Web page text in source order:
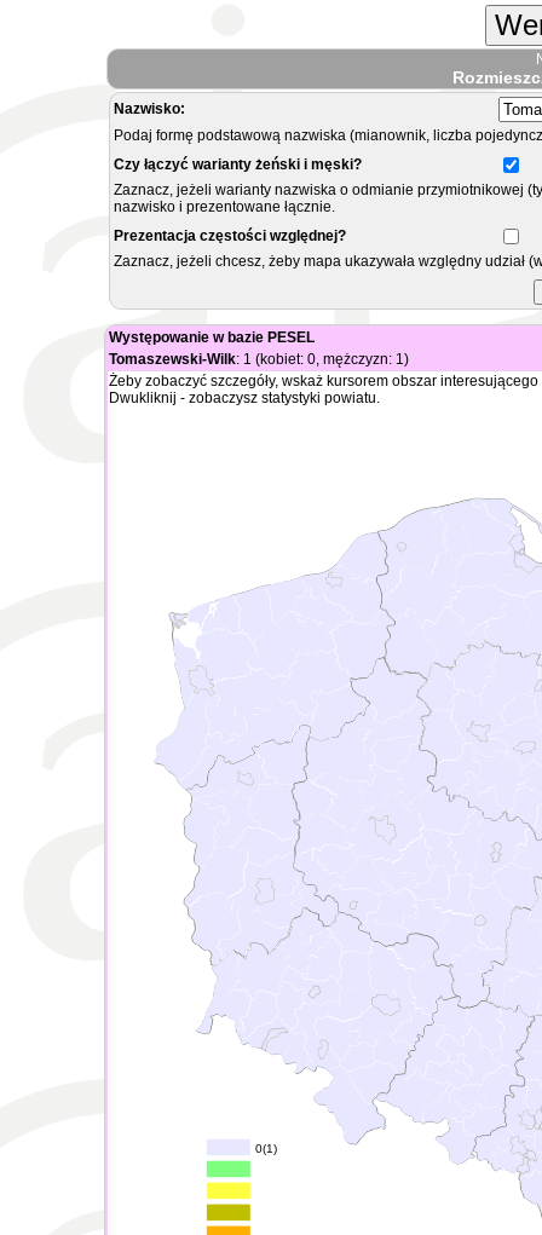
Nazwisko:
Podaj formę podstawową nazwiska (mianownik, liczba
Czy łączyć warianty żeński i męski?
Zaznacz, jeżeli warianty nazwiska o odmianie przymiotnikowej
nazwisko i prezentowane łącznie.
Prezentacja częstości względnej?
Zaznacz, jeżeli chcesz, żeby mapa ukazywała względny
Występowanie w bazie PESEL
Tomaszewski-Wilk: 1 (kobiet: 0, mężczyzn: 1)
Żeby zobaczyć szczegóły, wskaż kursorem obszar
Dwukliknij - zobaczysz statystyki powiatu.
0(1)